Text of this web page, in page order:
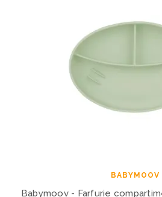
BABYMOOV
Babymoov - Farfurie